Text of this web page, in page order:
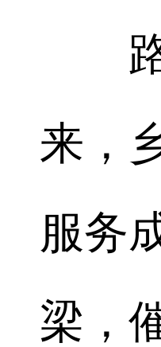
路
来，
服务
梁，